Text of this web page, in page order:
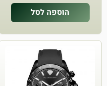
הוספה לסל